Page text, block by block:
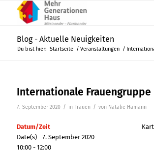
Blog - Aktuelle Neuigkeiten
Du bist hier: Startseite / Veranstaltungen /
Internationale Frauengruppe
7. September 2020 / in Frauen / von Natalie Hamann
Datum/Zeit
Date(s) - 7. September 2020
10:00 - 12:00